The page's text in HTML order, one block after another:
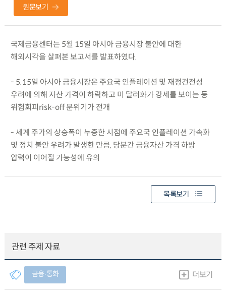
원문보기
국제금융센터는 5월 15일 아시아 금융시장 불안에 대한
해외시각을 살펴본 보고서를 발표하였다.
- 5.15일 아시아 금융시장은 주요국 인플레이션 및 재정건전성
우려에 의해 자산 가격이 하락하고 미 달러화가 강세를 보이는 등
위험회피risk-off 분위기가 전개
- 세계 주가의 상승폭이 누증한 시점에 주요국 인플레이션 가속화
및 정치 불안 우려가 발생한 만큼, 당분간 금융자산 가격 하방
압력이 이어질 가능성에 유의
목록보기
관련 주제 자료
금융∙통화 더보기